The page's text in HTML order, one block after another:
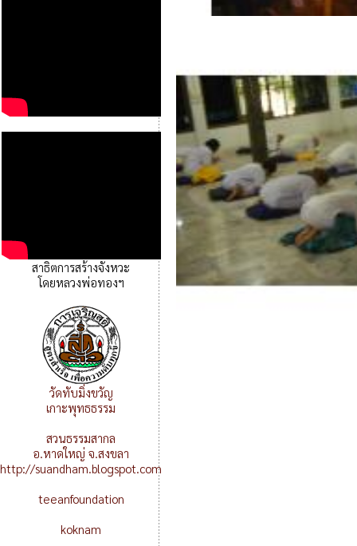
สาธิตการสร้างจังหวะ
โดยหลวงพ่อทองฯ
วัดทับมิ่งขวัญ
เกาะพุทธธรรม
สวนธรรมสากล
อ.หาดใหญ่ จ.สงขลา
http://suandham.blogspot.com
teeanfoundation
koknam